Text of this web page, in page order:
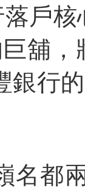
戶
舖
銀行
名都